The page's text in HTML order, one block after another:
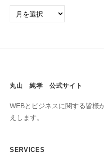
丸山 純孝 公式サイト
WEBとビジネスに関する皆様
えします。
SERVICES